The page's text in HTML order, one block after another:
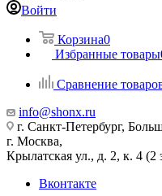
Войти
Корзина0
Избранные товары
Сравнение
info@shonx.ru
г. Санкт-Петербург,
г. Москва,
Крылатская ул., д. 2, к. 4 (2
Вконтакте